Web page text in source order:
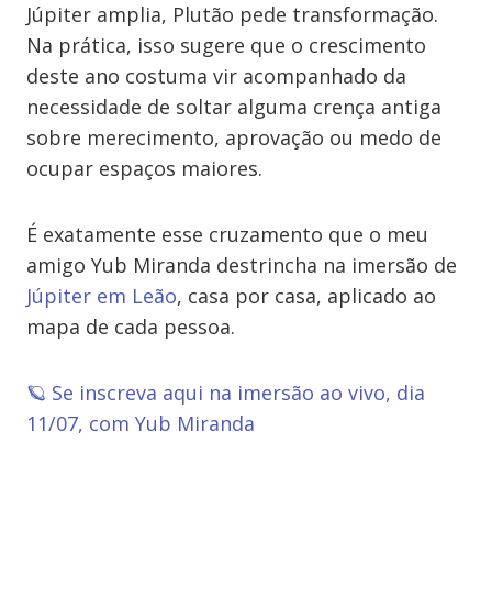
Júpiter amplia, Plutão pede transformação.
Na prática, isso sugere que o crescimento
deste ano costuma vir acompanhado da
necessidade de soltar alguma crença antiga
sobre merecimento, aprovação ou medo de
ocupar espaços maiores.
É exatamente esse cruzamento que o meu
amigo Yub Miranda destrincha na imersão de
Júpiter em Leão, casa por casa, aplicado ao
mapa de cada pessoa.
🪐 Se inscreva aqui na imersão ao vivo, dia
11/07, com Yub Miranda